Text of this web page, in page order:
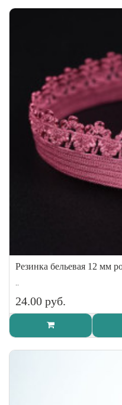
Резинка бельевая 12 мм
..
24.00 руб.